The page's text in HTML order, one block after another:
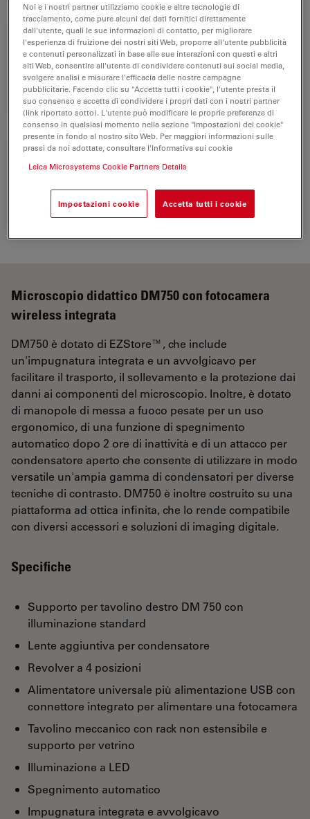
Flexacam i5 (Compound)
12730537
1
U.S. power cord
13613900
Microscopio didattico DM750 con fotocamera
wireless integrata
DM750 è dotato di EZStore™, che include
un'impugnatura integrata e un avvolgicavo per
facilitare il trasporto, il sollevamento e la protezione dai
danni ai componenti del microscopio. Inoltre, è dotato
di manopole di messa a fuoco pesate per un uso
ergonomico, di una funzione di spegnimento
automatico dopo 2 ore di inattività e di un attacco per
condensatore aperto che consente di utilizzare in modo
versatile un'ampia gamma di condensatori per diverse
tecniche di contrasto. DM750 è inoltre costruito su una
piattaforma ad ottica infinita, che lo rende compatibile
con diversi accessori e soluzioni di imaging digitale.
Specifiche
Supporto per tavolino destro DM 750 con
illuminazione standard
Lente aggiuntiva per condensatore
Revolver a 4 posizioni
Alimentatore universale più alimentazione USB con
connettore integrato per alimentare una fotocamera
Tavolino meccanico con rack non estensibile e
supporto per vetrino
Illuminazione a LED
Spegnimento automatico
Impugnatura integrata e avvolgicavo
Noi e i nostri partner utilizziamo cookie e altre tecnologie di
tracciamento, come pure alcuni dei dati fornitici direttamente
dall'utente, quali le sue informazioni di contatto, per migliorare
l'esperienza di fruizione dei nostri siti Web, proporre all'utente pubblicità
e contenuti personalizzati in base alle sue interazioni con questi e altri
siti Web, consentire all'utente di condividere contenuti sui social media,
svolgere analisi e misurare l'efficacia delle nostre campagne
pubblicitarie. Facendo clic su "Accetta tutti i cookie", l'utente presta il
suo consenso e accetta di condividere i propri dati con i nostri partner
(link riportato sotto). L'utente può modificare le proprie preferenze di
consenso in qualsiasi momento nella sezione "Impostazioni dei cookie"
presente in fondo al nostro sito Web. Per maggiori informazioni sulle
prassi da noi adottate, consultare l'Informativa sui cookie
Leica Microsystems Cookie Partners Details
Impostazioni cookie Accetta tutti i cookie